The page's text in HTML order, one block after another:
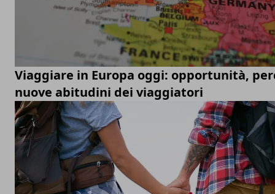
Viaggiare in Europa oggi: opportunità,
nuove abitudini dei viaggiatori